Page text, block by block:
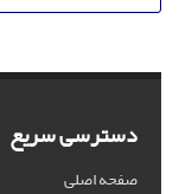
دسترسی سریع
صفحه اصلی